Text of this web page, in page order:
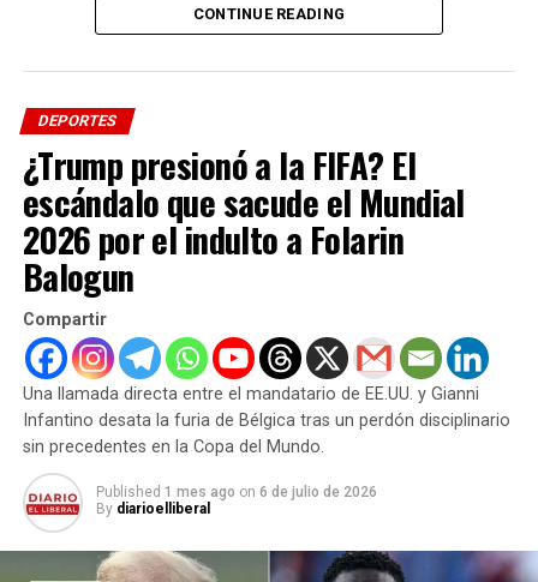
El comité ha solicitado formalmente que Infantino
comparezca en persona y entregue un expediente
completo con registros de visitas, comunicaciones y
cualquier documentación que acredite la entrega de
regalos, pagos o beneficios directos otorgados tanto a
Trump como a su administración.
Entre los puntos más severos bajo escrutinio destacan:
Negocios inmobiliarios de alto nivel:
de costosas oficinas por parte de la FIFA dentro de
la emblemática Trump Tower en Nueva York.
Cambios estratégicos de sedes:La repentina
decisión de mover el sorteo del Mundial desde
Las Vegas hacia el Centro Kennedy, un recinto bajo
la administración de aliados políticos del
expresidente.
Intervención directa en el juego:
telefónica personal entre Trump e Infantino que
CONTINUE READING
DEPORTES
¿Trump presionó a la FIFA? El
escándalo que sacude el Mundial
2026 por el indulto a Folarin
Balogun
Compartir
Una llamada directa entre el mandatario de EE.UU. y Gianni
Infantino desata la furia de Bélgica tras un perdón disciplinario
sin precedentes en la Copa del Mundo.
Published 1 mes ago on 6 de julio de 2026
By diarioelliberal